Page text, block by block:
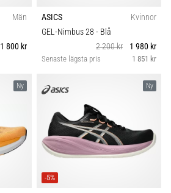
Män
1 800 kr
ASICS
Kvinnor
GEL-Nimbus 28 - Blå
2 200 kr
1 980 kr
Senaste lägsta pris 1 851 kr
Ny Ny
-5%